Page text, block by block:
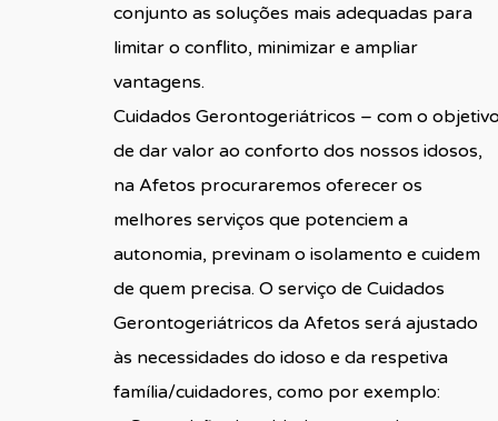
conjunto as soluções mais adequadas para
limitar o conflito, minimizar e ampliar
vantagens.
Cuidados Gerontogeriátricos – com o
de dar valor ao conforto dos nossos idosos,
na Afetos procuraremos oferecer os
melhores serviços que potenciem a
autonomia, previnam o isolamento e cuidem
de quem precisa. O serviço de Cuidados
Gerontogeriátricos da Afetos será ajustado
às necessidades do idoso e da respetiva
família/cuidadores, como por exemplo: